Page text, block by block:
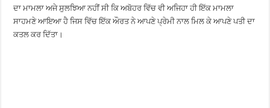
ਦਾ ਮਾਮਲਾ ਅਜੇ ਸੁਲਝਿਆ ਨਹੀਂ ਸੀ ਕਿ ਅਬੋਹਰ ਵਿੱਚ ਵੀ ਅਜਿਹਾ ਹੀ ਇੱਕ ਮਾਮਲਾ
ਸਾਹਮਣੇ ਆਇਆ ਹੈ ਜਿਸ ਵਿੱਚ ਇੱਕ ਔਰਤ ਨੇ ਆਪਣੇ ਪ੍ਰੇਮੀ ਨਾਲ ਮਿਲ ਕੇ ਆਪਣੇ ਪਤੀ ਦਾ
ਕਤਲ ਕਰ ਦਿੱਤਾ।